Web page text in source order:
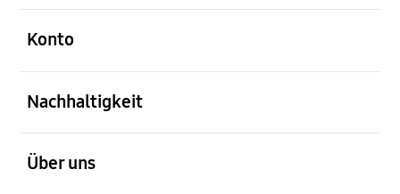
Konto
Nachhaltigkeit
Über uns